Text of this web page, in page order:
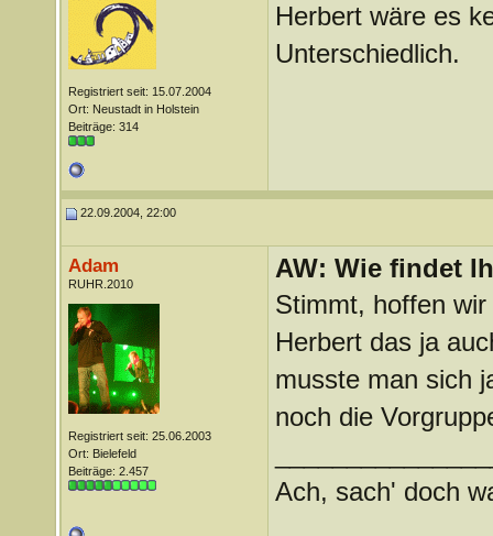
Registriert seit: 15.07.2004
Ort: Neustadt in Holstein
Beiträge: 314
Herbert wäre es
Unterschiedlich.
22.09.2004, 22:00
Adam
RUHR.2010
Registriert seit: 25.06.2003
Ort: Bielefeld
Beiträge: 2.457
AW: Wie findet
Stimmt, hoffen
Herbert das ja
musste man sich
noch die
Ach, sach' doch